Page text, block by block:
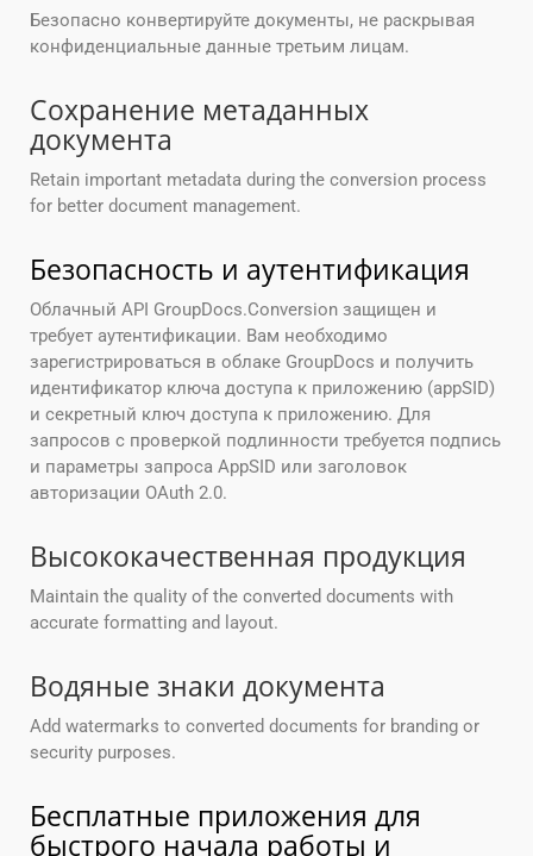
Безопасно конвертируйте документы, не раскрывая
конфиденциальные данные третьим лицам.
Сохранение метаданных
документа
Retain important metadata during the conversion process
for better document management.
Безопасность и аутентификация
Облачный API GroupDocs.Conversion защищен и
требует аутентификации. Вам необходимо
зарегистрироваться в облаке GroupDocs и получить
идентификатор ключа доступа к приложению (appSID)
и секретный ключ доступа к приложению. Для
запросов с проверкой подлинности требуется подпись
и параметры запроса AppSID или заголовок
авторизации OAuth 2.0.
Высококачественная продукция
Maintain the quality of the converted documents with
accurate formatting and layout.
Водяные знаки документа
Add watermarks to converted documents for branding or
security purposes.
Бесплатные приложения для
быстрого начала работы и